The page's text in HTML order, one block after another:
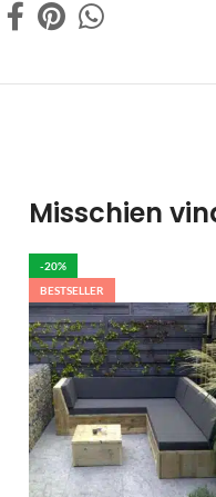
Misschien
-20%
BESTSELLER